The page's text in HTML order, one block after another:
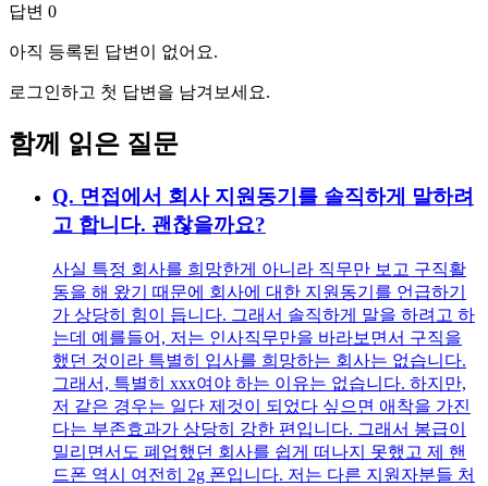
답변 0
아직 등록된 답변이 없어요.
로그인하고 첫 답변을 남겨보세요.
함께 읽은 질문
Q. 면접에서 회사 지원동기를 솔직하게 말하려
고 합니다. 괜찮을까요?
사실 특정 회사를 희망한게 아니라 직무만 보고 구직활
동을 해 왔기 때문에 회사에 대한 지원동기를 언급하기
가 상당히 힘이 듭니다. 그래서 솔직하게 말을 하려고 하
는데 예를들어, 저는 인사직무만을 바라보면서 구직을
했던 것이라 특별히 입사를 희망하는 회사는 없습니다.
그래서, 특별히 xxx여야 하는 이유는 없습니다. 하지만,
저 같은 경우는 일단 제것이 되었다 싶으면 애착을 가진
다는 부존효과가 상당히 강한 편입니다. 그래서 봉급이
밀리면서도 폐업했던 회사를 쉽게 떠나지 못했고 제 핸
드폰 역시 여전히 2g 폰입니다. 저는 다른 지원자분들 처